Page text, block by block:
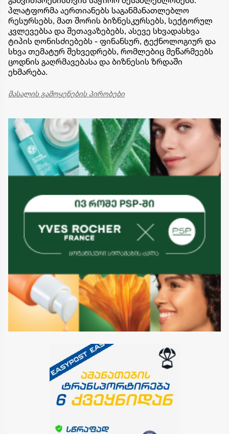
პლატფორმა აერთიანებს საგანმანათლებლო
რესურსებს, მათ შორის ბიზნესკურსებს, სექტორულ
კვლევებსა და შეთავაზებებს, ასევე სხვადასხვა
ტიპის ღონისძიებებს - ფინანსურ, ტექნოლოგიურ და
სხვა თემატურ შეხვედრებს, რომლებიც მეწარმეებს
ცოდნის გაღრმავებასა და ბიზნესის ზრდაში
ეხმარება.
მასალის გამოყენების პირობები